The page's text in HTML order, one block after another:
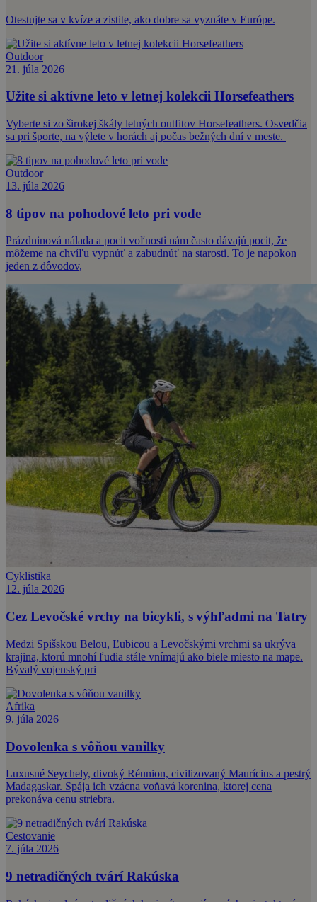
Otestujte sa v kvíze a zistite, ako dobre sa vyznáte v Európe.
Outdoor
21. júla 2026
Užite si aktívne leto v letnej kolekcii Horsefeathers
Vyberte si zo širokej škály letných outfitov Horsefeathers. Osvedčia
sa pri športe, na výlete v horách aj počas bežných dní v meste.
Outdoor
13. júla 2026
8 tipov na pohodové leto pri vode
Prázdninová nálada a pocit voľnosti nám často dávajú pocit, že
môžeme na chvíľu vypnúť a zabudnúť na starosti. To je napokon
jeden z dôvodov,
Cyklistika
12. júla 2026
Cez Levočské vrchy na bicykli, s výhľadmi na Tatry
Medzi Spišskou Belou, Ľubicou a Levočskými vrchmi sa ukrýva
krajina, ktorú mnohí ľudia stále vnímajú ako biele miesto na mape.
Bývalý vojenský pri
Afrika
9. júla 2026
Dovolenka s vôňou vanilky
Luxusné Seychely, divoký Réunion, civilizovaný Maurícius a pestrý
Madagaskar. Spája ich vzácna voňavá korenina, ktorej cena
prekonáva cenu striebra.
Cestovanie
7. júla 2026
9 netradičných tvárí Rakúska